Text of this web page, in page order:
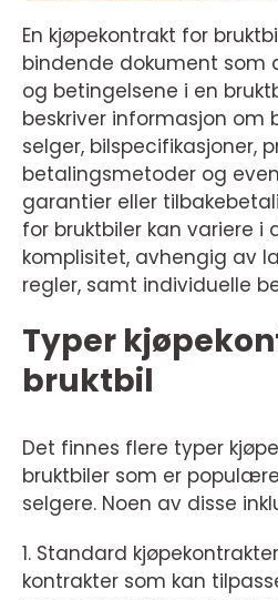
En kjøpekontrakt for
bindende dokument som
og betingelsene i en
beskriver informasjon om
selger, bilspecifikasjoner,
betalingsmetoder og
garantier eller
for bruktbiler kan variere i
komplisitet, avhengig av
regler, samt individuelle
Typer
bruktbil
Det finnes flere typer
bruktbiler som er
selgere. Noen av disse
1. Standard
kontrakter som kan